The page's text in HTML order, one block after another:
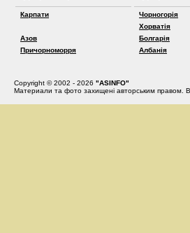
Карпати
Азов
Причорноморря
Чорногорія
Хорватія
Болгарія
Албанія
Copyright © 2002 - 2026 "ASINFO"
Материали та фото захищені авторським правом.